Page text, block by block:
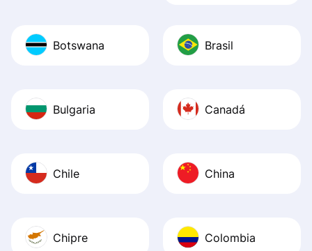
Botswana Brasil
Bulgaria Canadá
Chile China
Chipre Colombia